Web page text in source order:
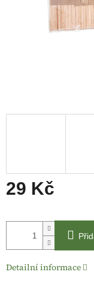
29 Kč
cena:
Detailní informace